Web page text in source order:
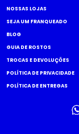
NOSSAS LOJAS
SEJA UM FRANQUEADO
BLOG
GUIA DE ROSTOS
TROCAS E DEVOLUÇÕES
POLÍTICA DE PRIVACIDADE
POLÍTICA DE ENTREGAS